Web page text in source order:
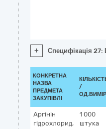
+ Специфікація 27:
КОНКРЕТНА
НАЗВА
ПРЕДМЕТА
ЗАКУПІВЛІ
/
Аргінін
гідрохлорид,
1 000
штука